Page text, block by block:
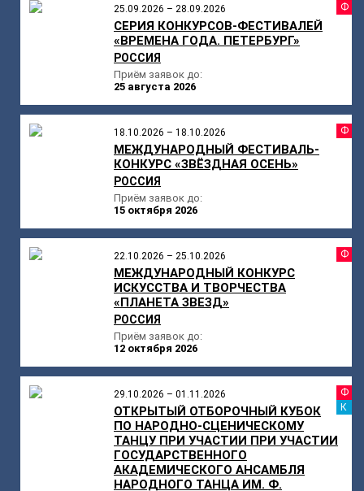
25.09.2026 – 28.09.2026
СЕРИЯ КОНКУРСОВ-ФЕСТИВАЛЕЙ
«ВРЕМЕНА ГОДА. ПЕТЕРБУРГ»
РОССИЯ
Приём заявок до:
25 августа 2026
18.10.2026 – 18.10.2026
МЕЖДУНАРОДНЫЙ ФЕСТИВАЛЬ-
КОНКУРС «ЗВЁЗДНАЯ ОСЕНЬ»
РОССИЯ
Приём заявок до:
15 октября 2026
22.10.2026 – 25.10.2026
МЕЖДУНАРОДНЫЙ КОНКУРС
ИСКУССТВА И ТВОРЧЕСТВА
«ПЛАНЕТА ЗВЕЗД»
РОССИЯ
Приём заявок до:
12 октября 2026
29.10.2026 – 01.11.2026
ОТКРЫТЫЙ ОТБОРОЧНЫЙ КУБОК
ПО НАРОДНО-СЦЕНИЧЕСКОМУ
ТАНЦУ ПРИ УЧАСТИИ ПРИ УЧАСТИИ
ГОСУДАРСТВЕННОГО
АКАДЕМИЧЕСКОГО АНСАМБЛЯ
НАРОДНОГО ТАНЦА ИМ. Ф.